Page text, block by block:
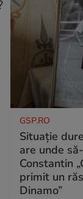
GSP.RO
Situație
are unde
Constantin
primit un
Dinamo”